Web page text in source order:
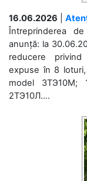
16.06.2026
Întreprinderea
anunță: la
reducere
expuse în 8
model
2ТЭ10Л....